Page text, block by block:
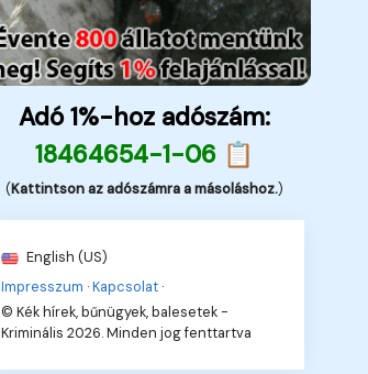
Adó 1%-hoz adószám:
18464654-1-06 📋
(Kattintson az adószámra a másoláshoz.)
English (US)
Impresszum ·Kapcsolat ·
© Kék hírek, bűnügyek, balesetek -
Kriminális 2026. Minden jog fenttartva